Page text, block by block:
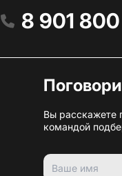
8 901
Вы расскажете
командой